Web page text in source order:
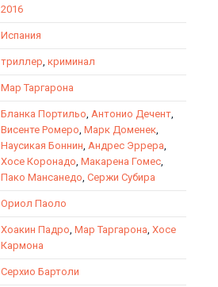
2016
Испания
триллер, криминал
Мар Таргарона
Бланка Портильо, Антонио Дечент,
Висенте Ромеро, Марк Доменек,
Наусикая Боннин, Андрес Эррера,
Хосе Коронадо, Макарена Гомес,
Пако Мансанедо, Сержи Субира
Ориол Паоло
Хоакин Падро, Мар Таргарона, Хосе
Кармона
Серхио Бартоли